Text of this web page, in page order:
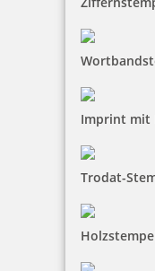
Imprint mit
Trodat-